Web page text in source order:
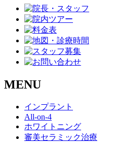
MENU
インプラント
All-on-4
ホワイトニング
審美セラミック治療